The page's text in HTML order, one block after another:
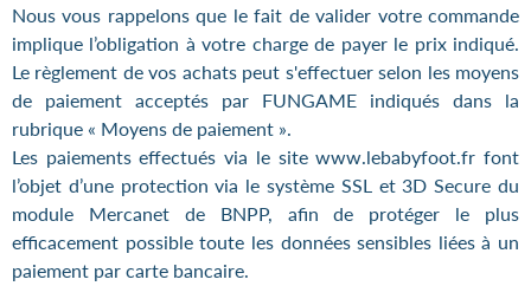
Nous vous rappelons que le fait de valider votre commande
implique l’obligation à votre charge de payer le prix indiqué.
Le règlement de vos achats peut s'effectuer selon les moyens
de paiement acceptés par FUNGAME indiqués dans la
rubrique « Moyens de paiement ».
Les paiements effectués via le site www.lebabyfoot.fr font
l’objet d’une protection via le système SSL et 3D Secure du
module Mercanet de BNPP, afin de protéger le plus
efficacement possible toute les données sensibles liées à un
paiement par carte bancaire.